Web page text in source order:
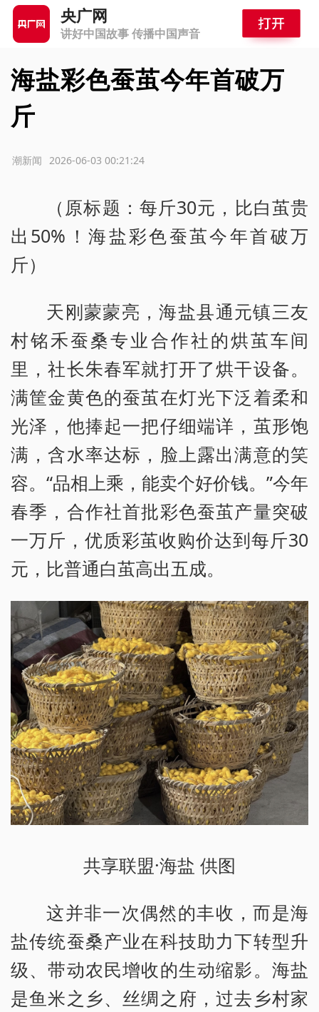
央广网
讲好中国故事 传播中国声音
海盐彩色蚕茧今年首破万
斤
2026-06-03 00:21:24
潮新闻
（原标题：每斤30元，比白茧贵
出50%！海盐彩色蚕茧今年首破万
斤）
天刚蒙蒙亮，海盐县通元镇三友
村铭禾蚕桑专业合作社的烘茧车间
里，社长朱春军就打开了烘干设备。
满筐金黄色的蚕茧在灯光下泛着柔和
光泽，他捧起一把仔细端详，茧形饱
满，含水率达标，脸上露出满意的笑
容。“品相上乘，能卖个好价钱。”今年
春季，合作社首批彩色蚕茧产量突破
一万斤，优质彩茧收购价达到每斤30
元，比普通白茧高出五成。
共享联盟·海盐 供图
这并非一次偶然的丰收，而是海
盐传统蚕桑产业在科技助力下转型升
级、带动农民增收的生动缩影。海盐
是鱼米之乡、丝绸之府，过去乡村家